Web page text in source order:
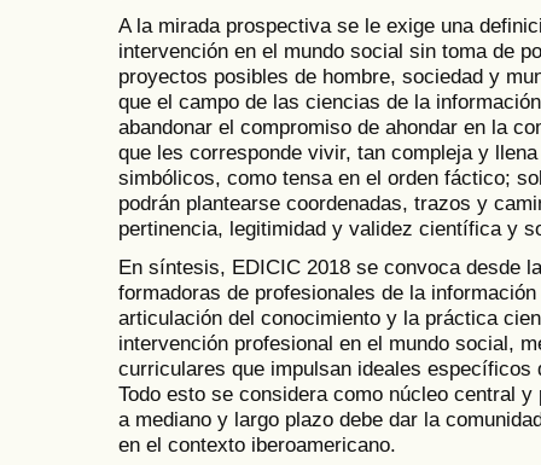
A la mirada prospectiva se le exige una
intervención en el mundo social sin toma de
proyectos posibles de hombre, sociedad y
que el campo de las ciencias de la
abandonar el compromiso de ahondar en la
que les corresponde vivir, tan compleja y
simbólicos, como tensa en el orden fáctico;
podrán plantearse coordenadas, trazos y
pertinencia, legitimidad y validez científica y
En síntesis, EDICIC 2018 se convoca desde
formadoras de profesionales de la
articulación del conocimiento y la práctica
intervención profesional en el mundo social,
curriculares que impulsan ideales específicos
Todo esto se considera como núcleo central
a mediano y largo plazo debe dar la
en el contexto iberoamericano.